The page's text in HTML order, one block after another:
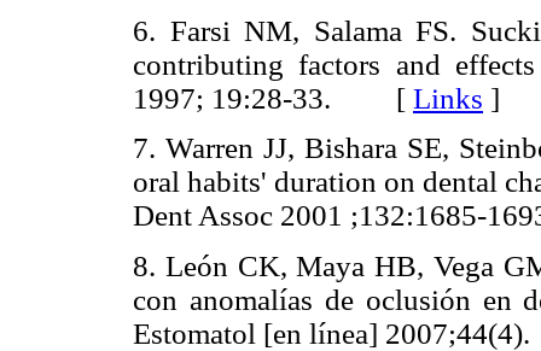
6. Farsi NM, Salama FS.
contributing factors and
1997; 19:28-33. [ Links ]
7. Warren JJ, Bishara SE,
oral habits' duration on dental
Dent Assoc 2001
8. León CK, Maya HB, Vega
con anomalías de oclusión en
Estomatol [en línea]